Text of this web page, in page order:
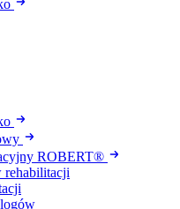
ROBERT®
rehabilitacji